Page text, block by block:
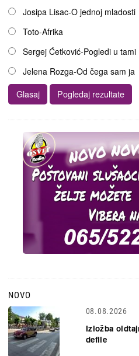
Josipa Lisac-O jednoj mladosti
Toto-Afrika
Sergej Ćetković-Pogledi u tami
Jelena Rozga-Od čega sam ja
NOVO
08.08.2026
Izložba
defile